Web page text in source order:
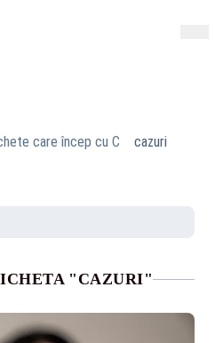
care încep cu C cazuri
"CAZURI"